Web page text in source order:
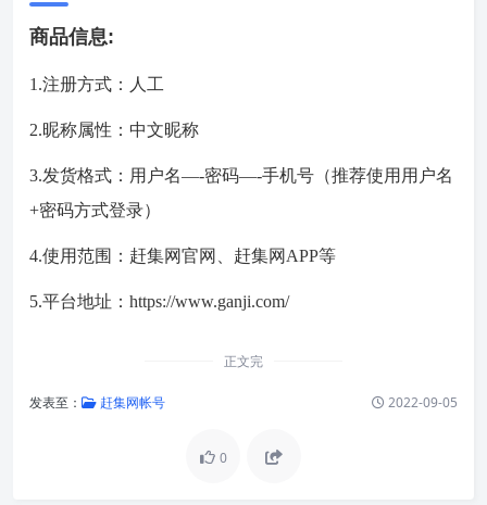
商品信息:
1.注册方式：人工
2.昵称属性：中文昵称
3.发货格式：用户名—-密码—-手机号（推荐使用用户名
+密码方式登录）
4.使用范围：赶集网官网、赶集网APP等
5.平台地址：https://www.ganji.com/
正文完
发表至： 赶集网帐号 2022-09-05
0